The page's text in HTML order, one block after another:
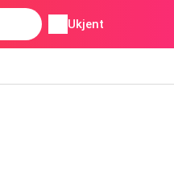
Ukjent